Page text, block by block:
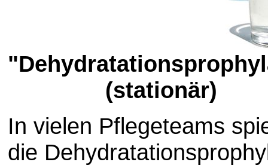
(stationär)
In vielen Pflegeteams
die